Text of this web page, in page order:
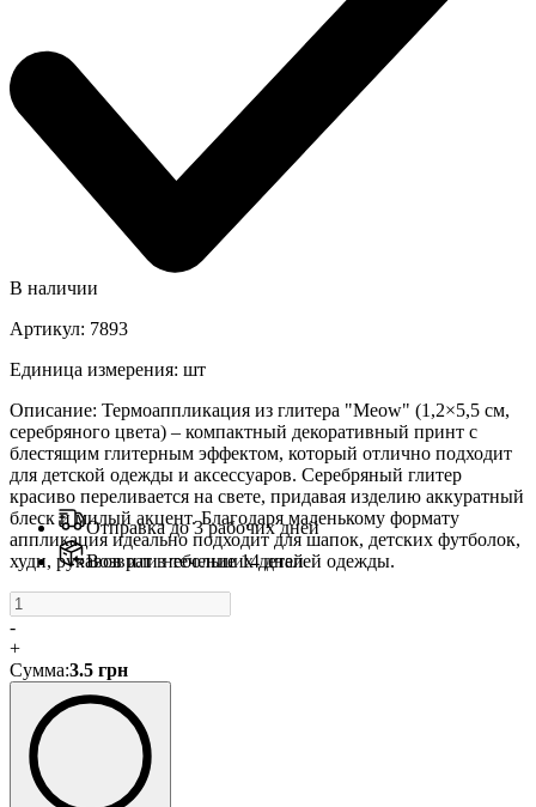
В наличии
Артикул: 7893
Единица измерения: шт
Описание: Термоаппликация из глитера "Meow" (1,2×5,5 см,
серебряного цвета) – компактный декоративный принт с
блестящим глитерным эффектом, который отлично подходит
для детской одежды и аксессуаров. Серебряный глитер
красиво переливается на свете, придавая изделию аккуратный
блеск и милый акцент. Благодаря маленькому формату
аппликация идеально подходит для шапок, детских футболок,
худи, рукавов или небольших деталей одежды.
Отправка до 3 рабочих дней
Возврат в течение 14 дней
-
+
Сумма:3.5 грн